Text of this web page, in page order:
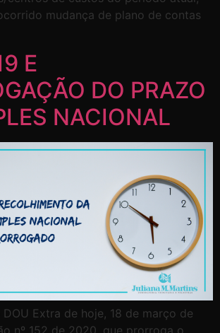
mudança de plano de contas
E
DO PRAZO
NACIONAL
Extra de hoje, 18 de março de
nº 152 de 2020, que prorroga o